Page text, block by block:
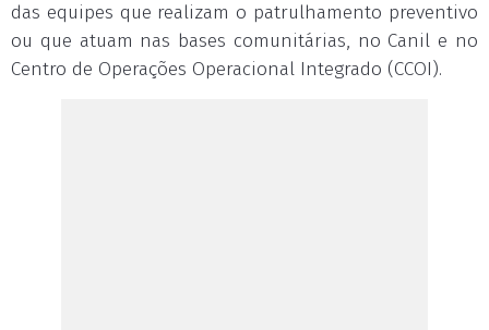
das equipes que realizam o patrulhamento preventivo
ou que atuam nas bases comunitárias, no Canil e no
Centro de Operações Operacional Integrado (CCOI).